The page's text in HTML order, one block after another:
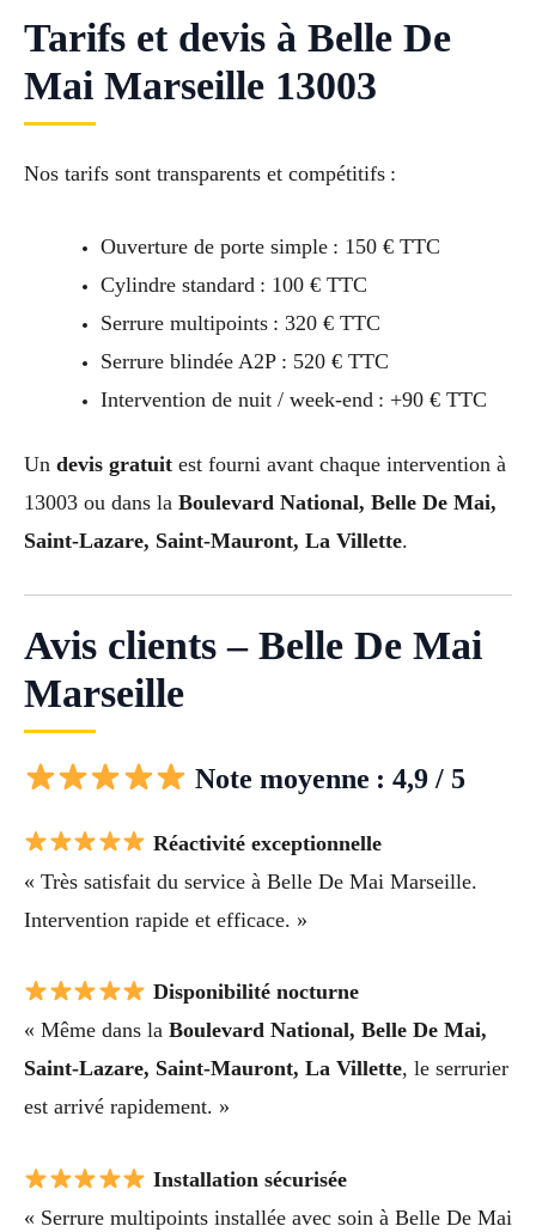
Tarifs et devis à Belle De
Mai Marseille 13003
Nos tarifs sont transparents et compétitifs :
Ouverture de porte simple : 150 € TTC
Cylindre standard : 100 € TTC
Serrure multipoints : 320 € TTC
Serrure blindée A2P : 520 € TTC
Intervention de nuit / week-end : +90 € TTC
Un devis gratuit est fourni avant chaque intervention à
13003 ou dans la Boulevard National, Belle De Mai,
Saint-Lazare, Saint-Mauront, La Villette.
Avis clients – Belle De Mai
Marseille
Note moyenne : 4,9 / 5
Réactivité exceptionnelle
« Très satisfait du service à Belle De Mai Marseille.
Intervention rapide et efficace. »
Disponibilité nocturne
« Même dans la Boulevard National, Belle De Mai,
Saint-Lazare, Saint-Mauront, La Villette, le serrurier
est arrivé rapidement. »
Installation sécurisée
« Serrure multipoints installée avec soin à Belle De Mai